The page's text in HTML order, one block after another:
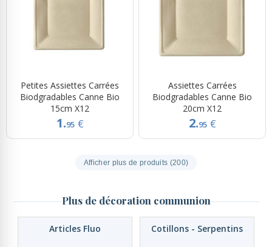
Petites Assiettes Carrées
Biodgradables Canne Bio
15cm X12
1.95 €
Assiettes Carrées
Biodgradables Canne Bio
20cm X12
2.95 €
Afficher plus de produits (200)
Plus de décoration communion
Articles Fluo Cotillons - Serpentins